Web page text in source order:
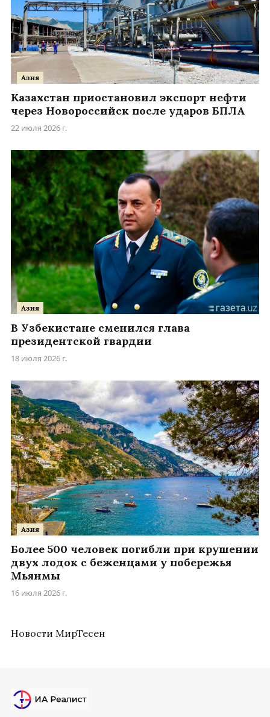
Азия
Казахстан приостановил экспорт нефти
через Новороссийск после ударов БПЛА
22 июля 2026 г.
Азия
В Узбекистане сменился глава
президентской гвардии
18 июля 2026 г.
Азия
Более 500 человек погибли при крушении
двух лодок с беженцами у побережья
Мьянмы
16 июля 2026 г.
Новости МирТесен